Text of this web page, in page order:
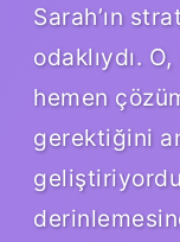
Sarah’ın
odaklıydı.
hemen
gerektiğini